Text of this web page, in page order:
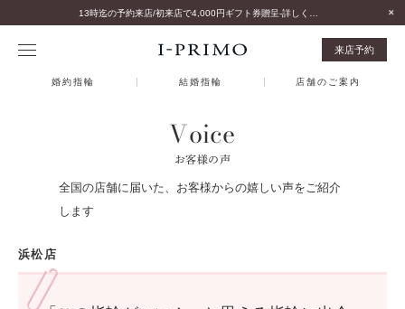
来店予約
婚約指輪 結婚指輪 店舗のご案内
Voice
お客様の声
全国の店舗に届いた、お客様からの嬉しい声をご紹介
します
浜松店